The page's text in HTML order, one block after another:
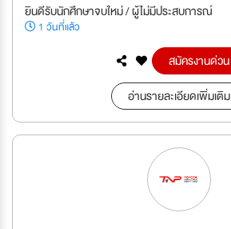
ยินดีรับนักศึกษาจบใหม่ / ผู้ไม่มีประสบการณ์
1 วันที่แล้ว
สมัครงานด่วน
อ่านรายละเอียดเพิ่มเติม